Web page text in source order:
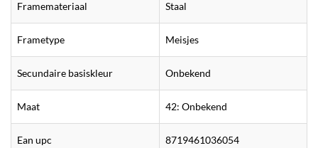
Framemateriaal Staal
Frametype Meisjes
Secundaire basiskleur Onbekend
Maat 42: Onbekend
Ean upc 8719461036054